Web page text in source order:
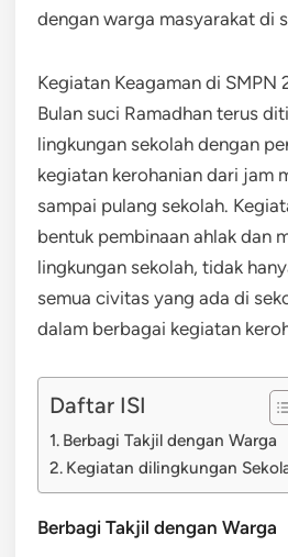
dengan warga masyarakat di
Kegiatan Keagaman di SMPN
Bulan suci Ramadhan terus
lingkungan sekolah dengan
kegiatan kerohanian dari jam
sampai pulang sekolah.
bentuk pembinaan ahlak dan
lingkungan sekolah, tidak
semua civitas yang ada di
dalam berbagai kegiatan
Daftar ISI
Berbagi Takjil dengan Warga
Kegiatan dilingkungan
Berbagi Takjil dengan Warga